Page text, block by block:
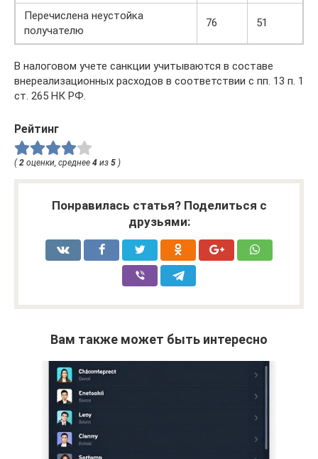
Перечислена неустойка
получателю
76 51
В налоговом учете санкции учитываются в составе
внереализационных расходов в соответствии с пп. 13 п. 1
ст. 265 НК РФ.
Рейтинг
( 2 оценки, среднее 4 из 5 )
Понравилась статья? Поделиться с
друзьями:
Вам также может быть интересно